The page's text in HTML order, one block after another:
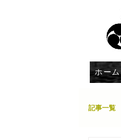
ホーム
記事一覧